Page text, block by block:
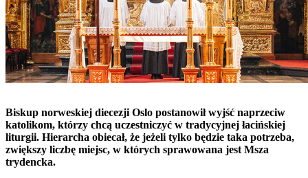
Biskup norweskiej diecezji Oslo postanowił wyjść naprzeciw
katolikom, którzy chcą uczestniczyć w tradycyjnej łacińskiej
liturgii. Hierarcha obiecał, że jeżeli tylko będzie taka potrzeba,
zwiększy liczbę miejsc, w których sprawowana jest Msza
trydencka.